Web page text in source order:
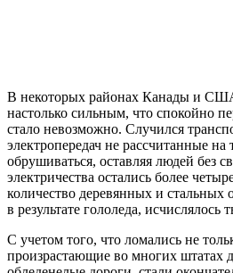
В некоторых районах Канады и
настолько сильным, что спокойно
стало невозможно. Случился
электропередач не рассчитанные на
обрушиваться, оставляя людей без
электричества остались более
количество деревянных и
в результате гололеда, исчислялось
С учетом того, что ломались не
произрастающие во многих штатах